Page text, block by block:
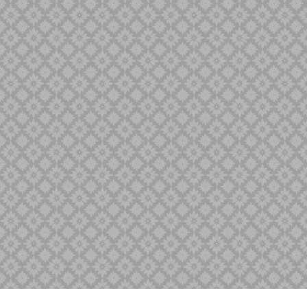
Kebo Kantong
Kebo Lajer
Keris Tindih
Kinatah
Minyak Keris
Naga Liman
Naga Liong
Naga SIluman
Pandawa
Panimbal
Panji Pengantin
Parungsari
Pasopati
Pulanggeni